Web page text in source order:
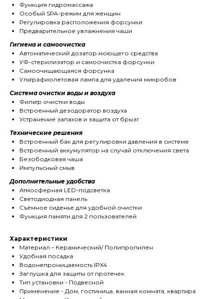
Функция гидромассажа
Особый SPA-режим для женщин
Регулировка расположения форсунки
Предварительное увлажнения чаши
Гигиена и самоочистка
Автоматический дозатор моющего средства
УФ-стерилизатор и самоочистка форсунки
Самоочищающаяся форсунка
Ультрафиолетовая лампа для удаления микробов
Система очистки воды и воздуха
Фильтр очистки воды
Встроенный дезодоратор воздуха
Устранение запахов и защита от брызг
Технические решения
Встроенный бак для регулировки давления в системе
Встроенный аккумулятор на случай отключения света
Безободковая чаша
Импульсный смыв
Дополнительные удобства
Атмосферная LED-подсветка
Светодиодная панель
Съёмное сиденье для удобной очистки
Функция памяти для 2 пользователей
Характеристики
Материал – Керамический/ Полипропилен
Удобная посадка
Водонепроницаемость IPX4
Заглушка для защиты от протечек
Тип установки - Подвесной
Применение - Дом, гостиница, ванная комната, квартира